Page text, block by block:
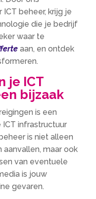
beheer, krijg je
die je bedrijf
waar te
aan, en ontdek
je ICT
bijzaak
is een
infrastructuur
is niet alleen
maar ook
van eventuele
is jouw
gevaren.​